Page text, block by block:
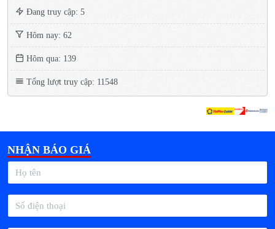
Đang truy cập: 5
Hôm nay: 62
Hôm qua: 139
Tổng lượt truy cập: 11548
NHẬN BÁO GIÁ